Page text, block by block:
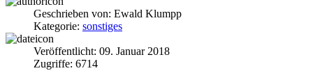
Geschrieben von: Ewald Klumpp
Kategorie: sonstiges
Veröffentlicht: 09. Januar 2018
Zugriffe: 6714